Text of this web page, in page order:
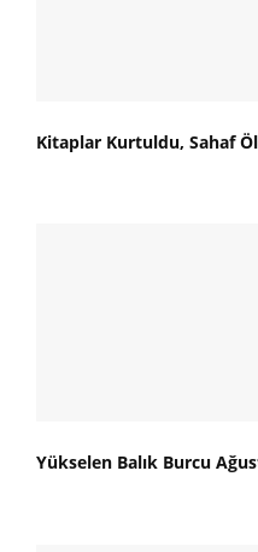
Kitaplar Kurtuldu, Sahaf
Yükselen Balık Burcu